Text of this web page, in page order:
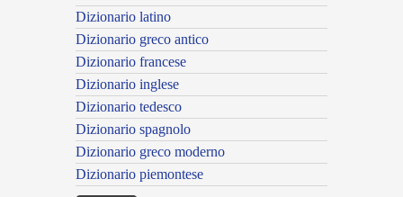
Dizionario latino
Dizionario greco antico
Dizionario francese
Dizionario inglese
Dizionario tedesco
Dizionario spagnolo
Dizionario greco moderno
Dizionario piemontese